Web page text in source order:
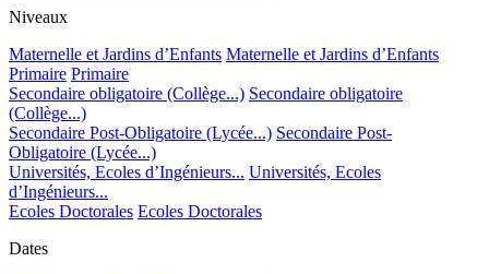
Niveaux
Maternelle et Jardins d’Enfants Maternelle et Jardins d’Enfants
Primaire Primaire
Secondaire obligatoire (Collège...) Secondaire obligatoire
(Collège...)
Secondaire Post-Obligatoire (Lycée...) Secondaire Post-
Obligatoire (Lycée...)
Universités, Ecoles d’Ingénieurs... Universités, Ecoles
d’Ingénieurs...
Ecoles Doctorales Ecoles Doctorales
Dates